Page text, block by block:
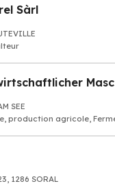
Sàrl
SEE
production agricole,
1286 SORAL